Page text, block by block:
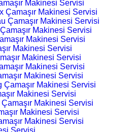
Makinesi Servisi
Çamaşır Makinesi Servisi
Çamaşır Makinesi Servisi
Makinesi Servisi
Makinesi Servisi
Makinesi Servisi
Makinesi Servisi
Makinesi Servisi
Makinesi Servisi
Çamaşır Makinesi Servisi
Makinesi Servisi
Makinesi Servisi
Makinesi Servisi
Makinesi Servisi
Servisi